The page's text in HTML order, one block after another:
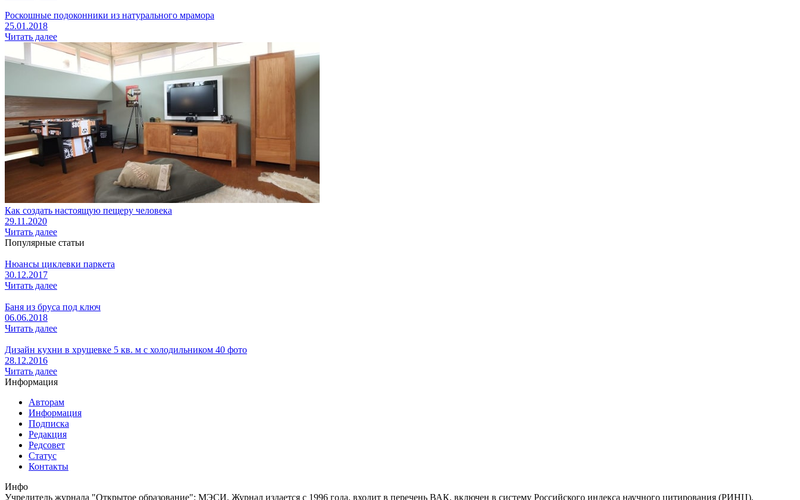
Роскошные подоконники из натурального мрамора
25.01.2018
Читать далее
Как создать настоящую пещеру человека
29.11.2020
Читать далее
Популярные статьи
Нюансы циклевки паркета
30.12.2017
Читать далее
Баня из бруса под ключ
06.06.2018
Читать далее
Дизайн кухни в хрущевке 5 кв. м с холодильником 40 фото
28.12.2016
Читать далее
Информация
Авторам
Информация
Подписка
Редакция
Редсовет
Статус
Контакты
Инфо
Учредитель журнала "Открытое образование": МЭСИ. Журнал издается с 1996 года, входит в перечень ВАК, включен в систему Российского индекса научного цитирования (РИНЦ),